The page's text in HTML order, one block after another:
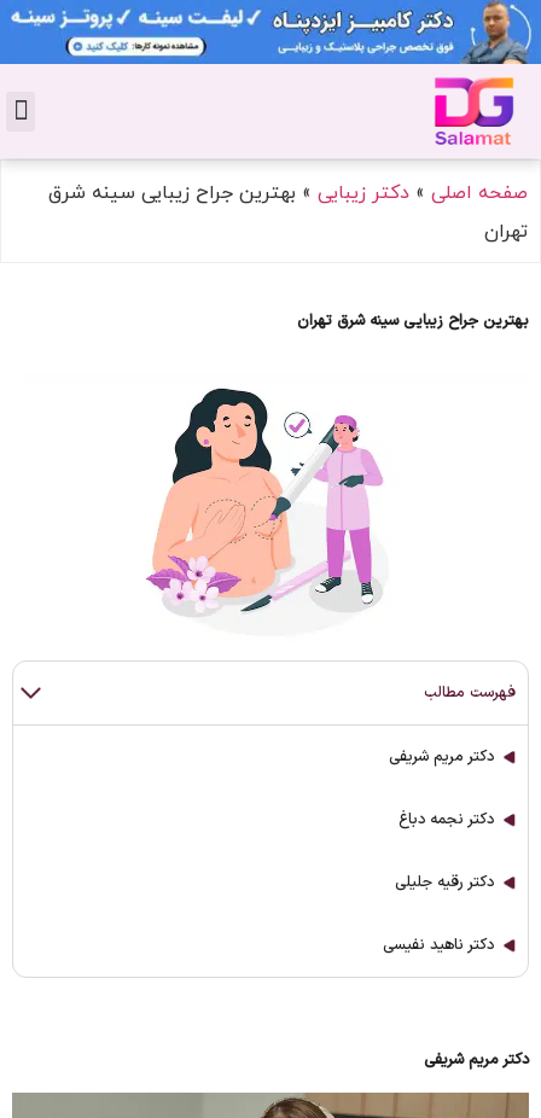
صفحه اصلی » دکتر زیبایی » بهترین جراح زیبایی سینه شرق
تهران
بهترین جراح زیبایی سینه شرق تهران
فهرست مطالب
دکتر مریم شریفی
دکتر نجمه دباغ
دکتر رقیه جلیلی
دکتر ناهید نفیسی
دکتر مریم شریفی